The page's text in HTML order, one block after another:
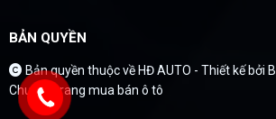
BẢN QUYỀN
Bản quyền thuộc về HĐ AUTO - Thiết kế bởi
Chuyên trang mua bán ô tô